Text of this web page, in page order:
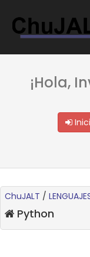
¡Hola,
ChuJALT /
Python